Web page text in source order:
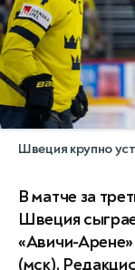
Швеция крупно
В матче за
Швеция
«Авичи-
(мск).